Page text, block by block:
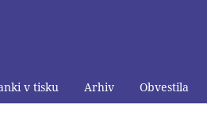
v tisku Arhiv Obvestila